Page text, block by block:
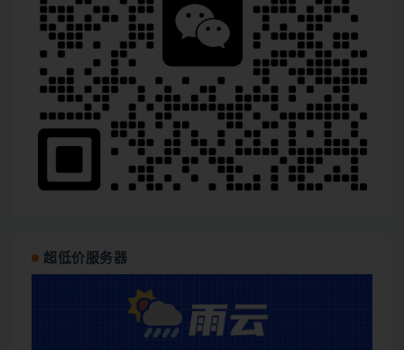
超低价服务器